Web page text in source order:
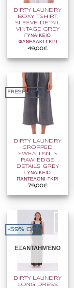
DIRTY LAUNDRY
BOXY TSHIRT
SLEEVE DETAIL
VINTAGE GREY
ΓΥΝΑΙΚΕΙΟ
ΦΑΝΕΛΑΚΙ ΓΚΡΙ
49,00€
FRESH NEW
DIRTY LAUNDRY
CROPPED
SWEATPANTS
RAW EDGE
DETAILS GREY
ΓΥΝΑΙΚΕΙΟ
ΠΑΝΤΕΛΟΝΙ ΓΚΡΙ
79,00€
-59% OFF
ΕΞΑΝΤΛΗΜΈΝΟ
DIRTY LAUNDRY
LONG DRESS